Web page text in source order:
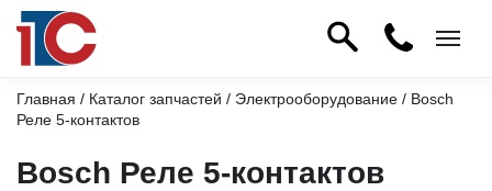
Главная / Каталог запчастей / Электрооборудование / Bosch
Реле 5-контактов
Bosch Реле 5-контактов